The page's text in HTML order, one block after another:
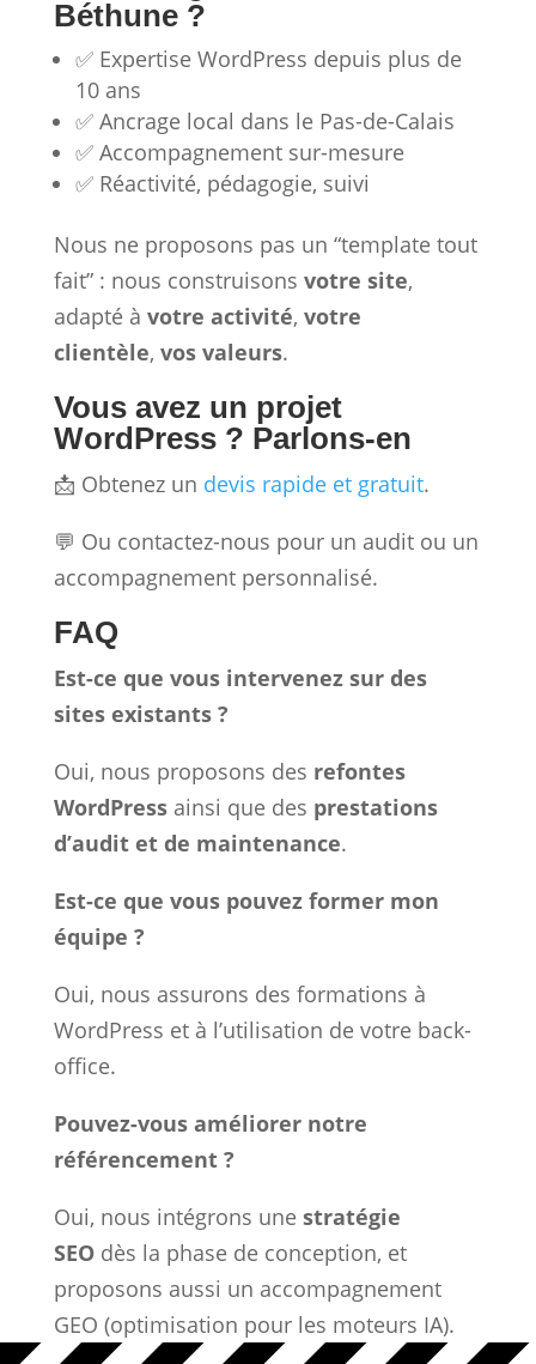
Béthune ?
✅ Expertise WordPress depuis plus de
10 ans
✅ Ancrage local dans le Pas-de-Calais
✅ Accompagnement sur-mesure
✅ Réactivité, pédagogie, suivi
Nous ne proposons pas un “template tout
fait” : nous construisons votre site,
adapté à votre activité, votre
clientèle, vos valeurs.
Vous avez un projet
WordPress ? Parlons-en
📩 Obtenez un devis rapide et gratuit.
💬 Ou contactez-nous pour un audit ou un
accompagnement personnalisé.
FAQ
Est-ce que vous intervenez sur des
sites existants ?
Oui, nous proposons des refontes
WordPressainsi que des prestations
d’audit et de maintenance.
Est-ce que vous pouvez former mon
équipe ?
Oui, nous assurons des formations à
WordPress et à l’utilisation de votre back-
office.
Pouvez-vous améliorer notre
référencement ?
Oui, nous intégrons une stratégie
SEOdès la phase de conception, et
proposons aussi un accompagnement
GEO (optimisation pour les moteurs IA).